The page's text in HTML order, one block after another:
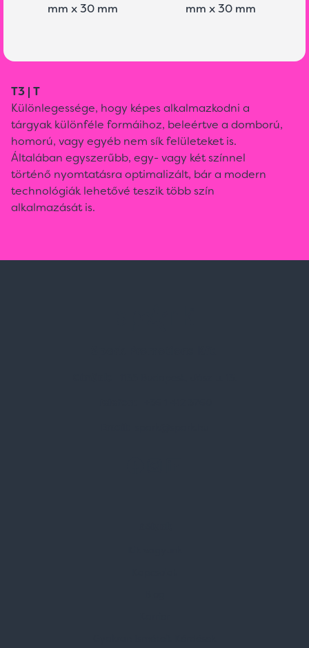
mm x 30 mm
mm x 30 mm
T3 | T
Különlegessége, hogy képes alkalmazkodni a
tárgyak különféle formáihoz, beleértve a domború,
homorú, vagy egyéb nem sík felületeket is.
Általában egyszerűbb, egy- vagy két színnel
történő nyomtatásra optimalizált, bár a modern
technológiák lehetővé teszik több szín
alkalmazását is.